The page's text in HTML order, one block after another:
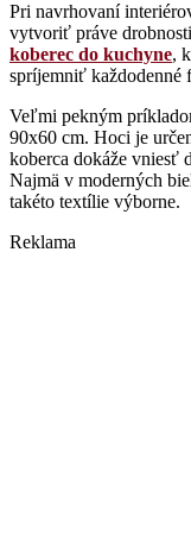
Pri navrhovaní
vytvoriť práve
koberec do kuchyne,
spríjemniť každodenné
Veľmi pekným
90x60 cm. Hoci je
koberca dokáže vniesť
Najmä v moderných
takéto textílie výborne.
Reklama